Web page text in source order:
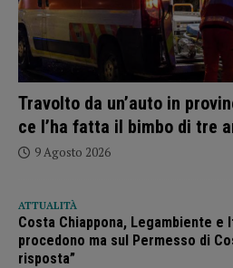
Travolto da un’auto in
ce l’ha fatta il bimbo di tre
9 Agosto 2026
ATTUALITÀ
Costa Chiappona, Legambiente e
procedono ma sul Permesso di
risposta”